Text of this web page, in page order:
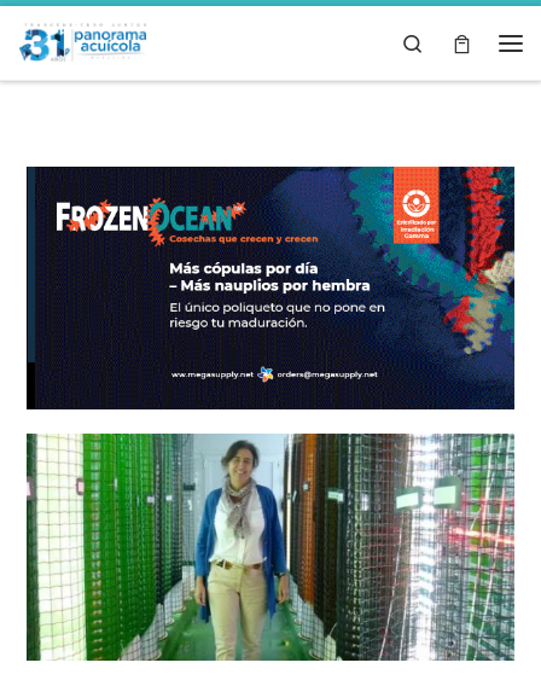
Skip to content Search